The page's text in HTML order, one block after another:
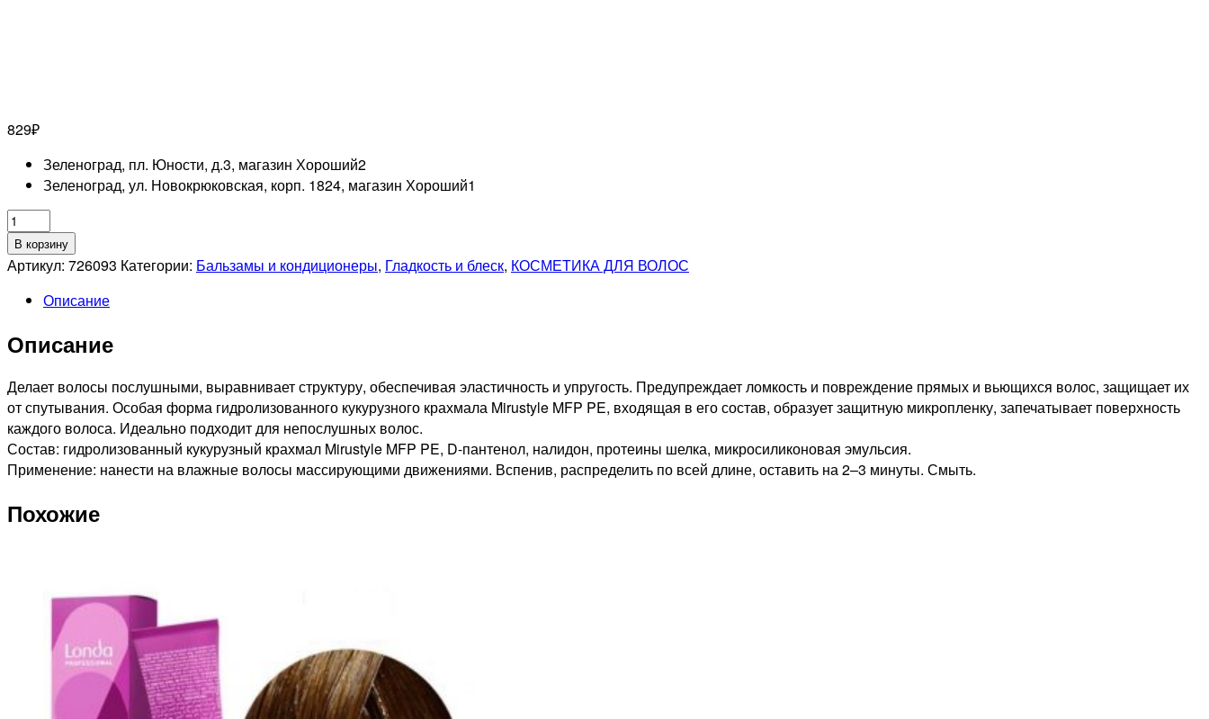
829₽
Зеленоград, пл. Юности, д.3, магазин Хороший2
Зеленоград, ул. Новокрюковская, корп. 1824, магазин Хороший1
Количество
товара
OLLIN
SMOOTH
Кондиционер
гладкости
волос,
300мл
В корзину
Артикул: 726093 Категории: Бальзамы и кондиционеры, Гладкость и блеск, КОСМЕТИКА ДЛЯ ВОЛОС
Описание
Описание
Делает волосы послушными, выравнивает структуру, обеспечивая эластичность и упругость. Предупреждает ломкость и повреждение прямых и вьющихся волос, защищает их
от спутывания. Особая форма гидролизованного кукурузного крахмала Mirustyle MFP PE, входящая в его состав, образует защитную микропленку, запечатывает поверхность
каждого волоса. Идеально подходит для непослушных волос.
Состав: гидролизованный кукурузный крахмал Mirustyle MFP PE, D-пантенол, налидон, протеины шелка, микросиликоновая эмульсия.
Применение: нанести на влажные волосы массирующими движениями. Вспенив, распределить по всей длине, оставить на 2–3 минуты. Смыть.
Похожие